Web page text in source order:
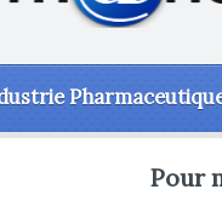
Pour